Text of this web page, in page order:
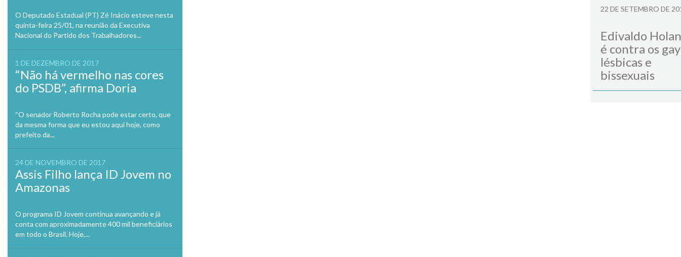
O Deputado Estadual (PT) Zé Inácio esteve nesta
quinta-feira 25/01, na reunião da Executiva
Nacional do Partido dos Trabalhadores...
1 DE DEZEMBRO DE 2017
“Não há vermelho nas cores
do PSDB”, afirma Doria
“O senador Roberto Rocha pode estar certo, que
da mesma forma que eu estou aqui hoje, como
prefeito da...
24 DE NOVEMBRO DE 2017
Assis Filho lança ID Jovem no
Amazonas
O programa ID Jovem continua avançando e já
conta com aproximadamente 400 mil beneficiários
em todo o Brasil. Hoje,...
22 DE SETEMBRO DE
Edivaldo
é contra os
lésbicas e
bissexuais